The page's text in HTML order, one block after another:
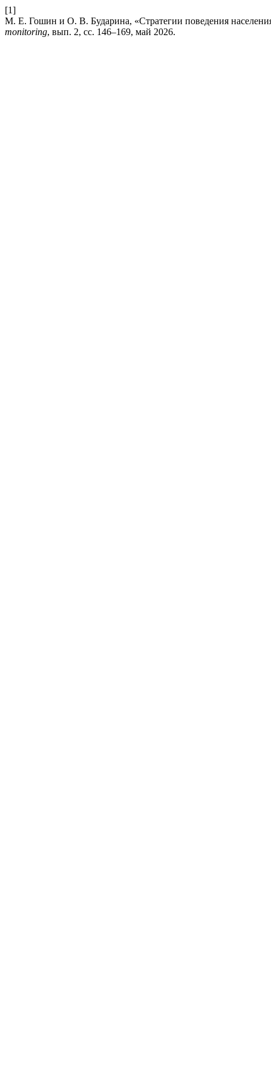
[1]
М. Е. Гошин и О. В. Бударина, «Стратегии поведения
monitoring, вып. 2, сс. 146–169, май 2026.